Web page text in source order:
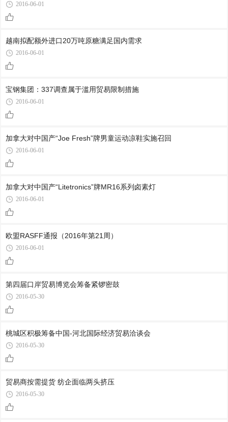
2016-06-01
越南拟配额外进口20万吨原糖满足国内需求
2016-06-01
宝钢集团：337调查属于滥用贸易限制措施
2016-06-01
加拿大对中国产“Joe Fresh”牌男童运动凉鞋实施召回
2016-06-01
加拿大对中国产“Litetronics”牌MR16系列卤素灯
2016-06-01
欧盟RASFF通报（2016年第21周）
2016-06-01
第四届口岸贸易博览会筹备紧锣密鼓
2016-05-30
桃城区积极筹备中国-河北国际经济贸易洽谈会
2016-05-30
贸易商按需提货 纺企面临两头挤压
2016-05-30